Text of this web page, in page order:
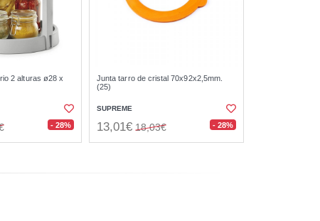
2 alturas ø28 x
- 28%
Junta tarro de cristal 70x92x2,5mm.
(25)
SUPREME
13,01€ 18,03€ - 28%